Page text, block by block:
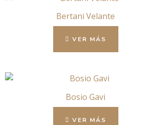
Bertani Velante
VER MÁS
Bosio Gavi
VER MÁS